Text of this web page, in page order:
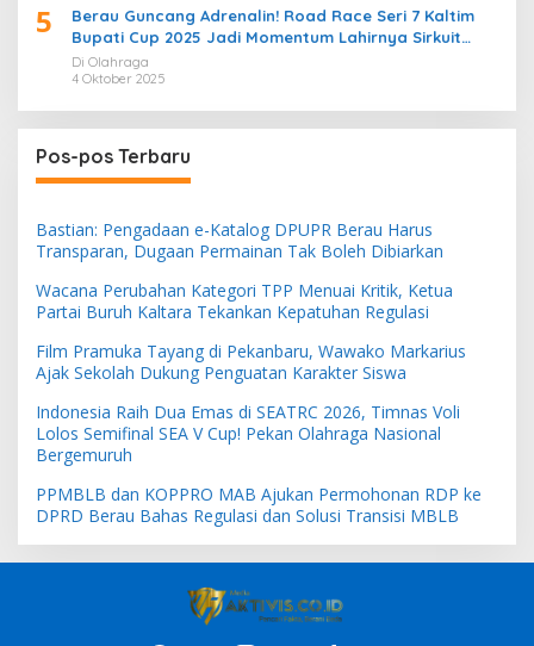
5
Berau Guncang Adrenalin! Road Race Seri 7 Kaltim
Bupati Cup 2025 Jadi Momentum Lahirnya Sirkuit
Permanen 2026
Di Olahraga
4 Oktober 2025
Pos-pos Terbaru
Bastian: Pengadaan e-Katalog DPUPR Berau Harus
Transparan, Dugaan Permainan Tak Boleh Dibiarkan
Wacana Perubahan Kategori TPP Menuai Kritik, Ketua
Partai Buruh Kaltara Tekankan Kepatuhan Regulasi
Film Pramuka Tayang di Pekanbaru, Wawako Markarius
Ajak Sekolah Dukung Penguatan Karakter Siswa
Indonesia Raih Dua Emas di SEATRC 2026, Timnas Voli
Lolos Semifinal SEA V Cup! Pekan Olahraga Nasional
Bergemuruh
PPMBLB dan KOPPRO MAB Ajukan Permohonan RDP ke
DPRD Berau Bahas Regulasi dan Solusi Transisi MBLB